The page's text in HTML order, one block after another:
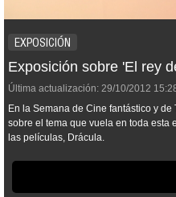
EXPOSICIÓN
Exposición sobre 'El rey
Última actualización: 29/10/2012
En la Semana de Cine fantástico y
sobre el tema que vuela en toda esta
las películas, Drácula.